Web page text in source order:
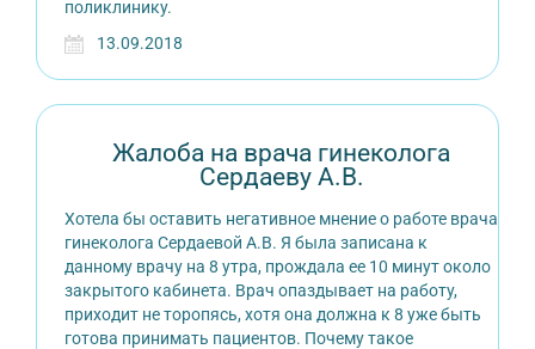
поликлинику.
13.09.2018
Жалоба на врача гинеколога
Сердаеву А.В.
Хотела бы оставить негативное мнение о работе врача
гинеколога Сердаевой А.В. Я была записана к
данному врачу на 8 утра, прождала ее 10 минут около
закрытого кабинета. Врач опаздывает на работу,
приходит не торопясь, хотя она должна к 8 уже быть
готова принимать пациентов. Почему такое